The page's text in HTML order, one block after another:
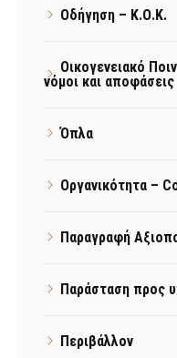
Οδήγηση – Κ.Ο.Κ.
Οικογενειακό
νόμοι και αποφάσεις
Όπλα
Οργανικότητα –
Παραγραφή
Παράσταση προς
Περιβάλλον